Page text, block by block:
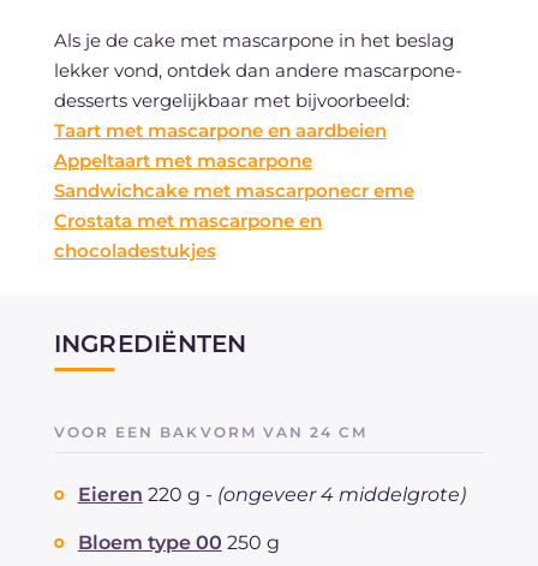
Als je de cake met mascarpone in het beslag
lekker vond, ontdek dan andere mascarpone-
desserts vergelijkbaar met bijvoorbeeld:
Taart met mascarpone en aardbeien
Appeltaart met mascarpone
Sandwichcake met mascarponecr eme
Crostata met mascarpone en
chocoladestukjes
INGREDIËNTEN
VOOR EEN BAKVORM VAN 24 CM
Eieren 220 g - (ongeveer 4 middelgrote)
Bloem type 00 250 g